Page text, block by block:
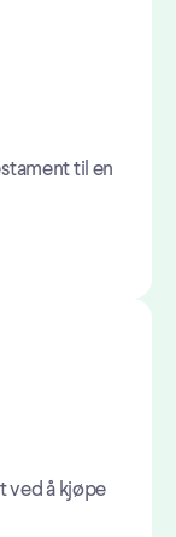
til en
ved å kjøpe